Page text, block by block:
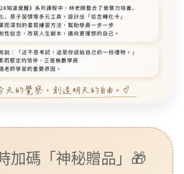
加碼「神秘贈品」🎁